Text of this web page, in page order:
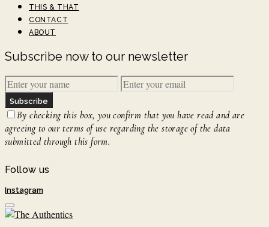
THIS & THAT
CONTACT
ABOUT
Subscribe now to our newsletter
Subscribe
By checking this box, you confirm that you have read and are
agreeing to our terms of use regarding the storage of the data
submitted through this form.
Follow us
Instagram